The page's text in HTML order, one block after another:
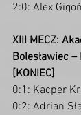
2:0: Alex Gigoń
XIII MECZ:
Bolesławiec
[KONIEC]
0:1: Kacper
0:2: Adrian